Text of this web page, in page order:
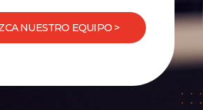
NUESTRO EQUIPO >